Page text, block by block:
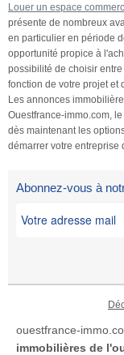
Louer un espace
présente de nombreux
en particulier en période
opportunité propice à
possibilité de choisir
fonction de votre projet et
Les annonces
Ouestfrance-immo.com,
dès maintenant les
démarrer votre entreprise
Abonnez-vous à
ouestfrance-
immobilières de